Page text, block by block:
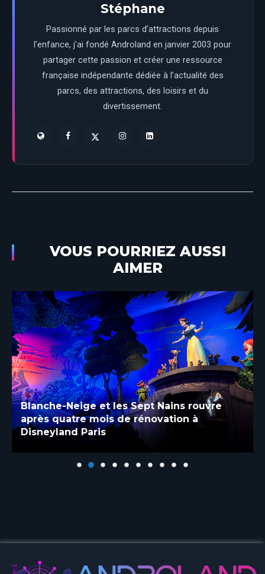
Stéphane
Passionné par les parcs d’attractions depuis
l’enfance, j’ai fondé Androland en janvier 2003 pour
partager cette passion et créer une ressource
française indépendante dédiée à l’actualité des
parcs, des attractions, des loisirs et du
divertissement.
VOUS POURRIEZ AUSSI
AIMER
Blanche-Neige et les Sept Nains rouvre
après quatre mois de rénovation à
Disneyland Paris